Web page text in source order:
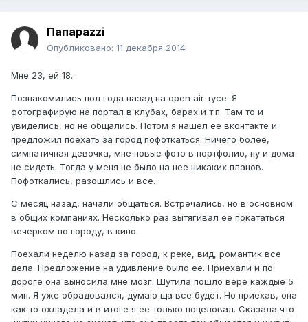
Папараzzi
Опубликовано: 11 декабря 2014
Мне 23, ей 18.
Познакомились пол года назад на open air тусе. Я
фотографирую на портал в клубах, барах и т.п. Там то и
увиделись, но не общались. Потом я нашел ее вконтакте и
предложил поехать за город пофоткаться. Ничего более,
симпатичная девочка, мне новые фото в портфолио, ну и дома
не сидеть. Тогда у меня не было на нее никаких планов.
Пофоткались, разошлись и все.
С месяц назад, начали общаться. Встречались, но в основном
в общих компаниях. Несколько раз вытягивал ее покататься
вечерком по городу, в кино.
Поехали неделю назад за город, к реке, вид, романтик все
дела. Предложение на удивление было ее. Приехали и по
дороге она выносила мне мозг. Шутила пошло вере каждые 5
мин. Я уже обрадовался, думаю ща все будет. Но приехав, она
как то охладела и в итоге я ее только поцеловал. Сказала что